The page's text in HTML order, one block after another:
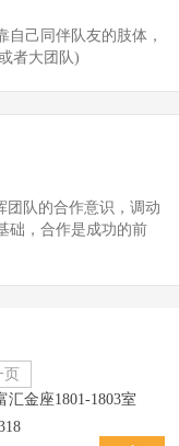
己同伴队友的肢体，
者大团队)
团队的合作意识，调动
础，合作是成功的前
金座1801-1803室